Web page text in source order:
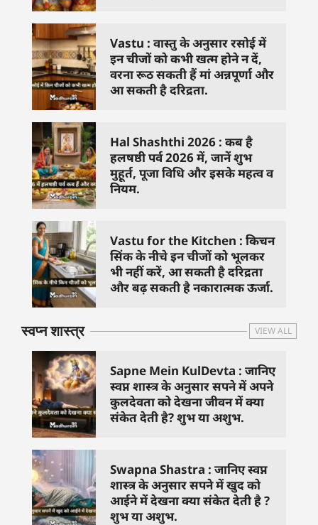
Vastu : वास्तु के अनुसार रसोई में
इन चीजों को कभी खत्म होने न दें,
वरना रूठ सकती हैं मां अन्नपूर्णा और
आ सकती है दरिद्रता.
Hal Shashthi 2026 : कब है
हलषष्ठी पर्व 2026 में, जानें शुभ
मुहूर्त, पूजा विधि और इसके महत्व व
नियम.
Vastu for the Kitchen : किचन
सिंक के नीचे इन चीजों को भूलकर
भी नहीं करें, आ सकती है दरिद्रता
और बढ़ सकती है नकारात्मक ऊर्जा.
स्वप्न शास्त्र VIEW ALL
Sapne Mein KulDevta : जानिए
स्वप्न शास्त्र के अनुसार सपने में अपने
कुलदेवता को देखना जीवन में क्या
संकेत देती है? शुभ या अशुभ.
Swapna Shastra : जानिए स्वप्न
शास्त्र के अनुसार सपने में खुद को
आईने में देखना क्या संकेत देती है ?
शुभ या अशुभ.